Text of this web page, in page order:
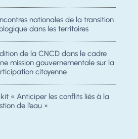
nationales de la transition
dans les territoires
de la CNCD dans le cadre
mission gouvernementale sur la
citoyenne
kit « Anticiper les conflits liés à la
de l’eau »